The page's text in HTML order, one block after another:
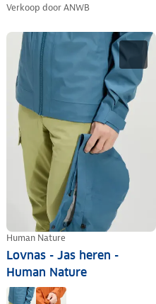
Verkoop doorANWB
Human Nature
Lovnas - Jas heren -
Human Nature